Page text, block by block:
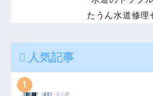
たうん水道修理
人気記事
1